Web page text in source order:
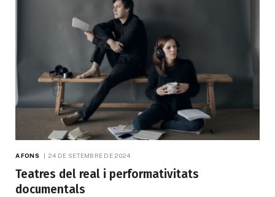
A FONS 24 DE SETEMBRE DE 2024
Teatres del real i performativitats
documentals